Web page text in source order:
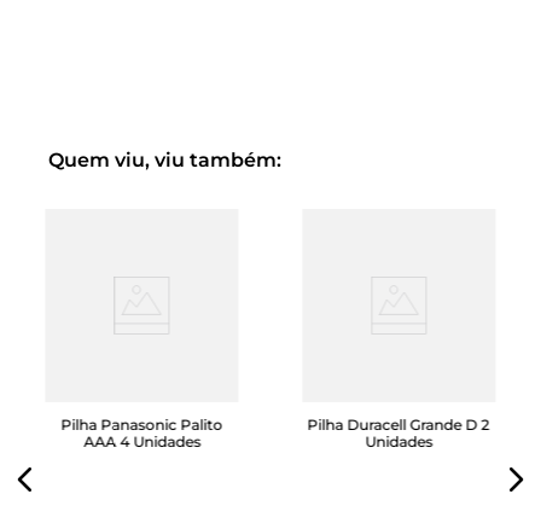
Quem viu, viu também:
Pilha Panasonic Palito
AAA 4 Unidades
Pilha Duracell Grande D 2
Unidades